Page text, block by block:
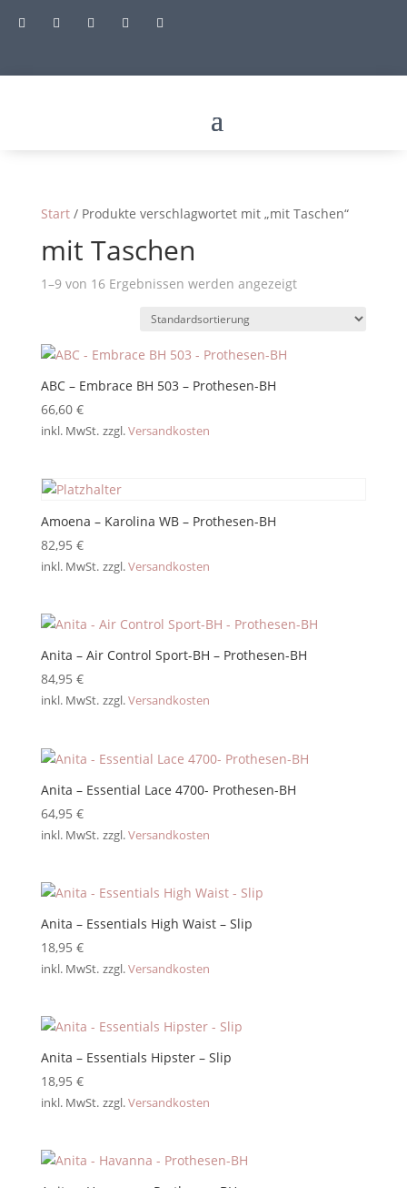
    
Start/ Produkte verschlagwortet mit „mit Taschen“
mit Taschen
1–9 von 16 Ergebnissen werden angezeigt
ABC – Embrace BH 503 – Prothesen-BH
66,60 €
inkl. MwSt. zzgl.Versandkosten
Amoena – Karolina WB – Prothesen-BH
82,95 €
inkl. MwSt. zzgl.Versandkosten
Anita – Air Control Sport-BH – Prothesen-BH
84,95 €
inkl. MwSt. zzgl.Versandkosten
Anita – Essential Lace 4700- Prothesen-BH
64,95 €
inkl. MwSt. zzgl.Versandkosten
Anita – Essentials High Waist – Slip
18,95 €
inkl. MwSt. zzgl.Versandkosten
Anita – Essentials Hipster – Slip
18,95 €
inkl. MwSt. zzgl.Versandkosten